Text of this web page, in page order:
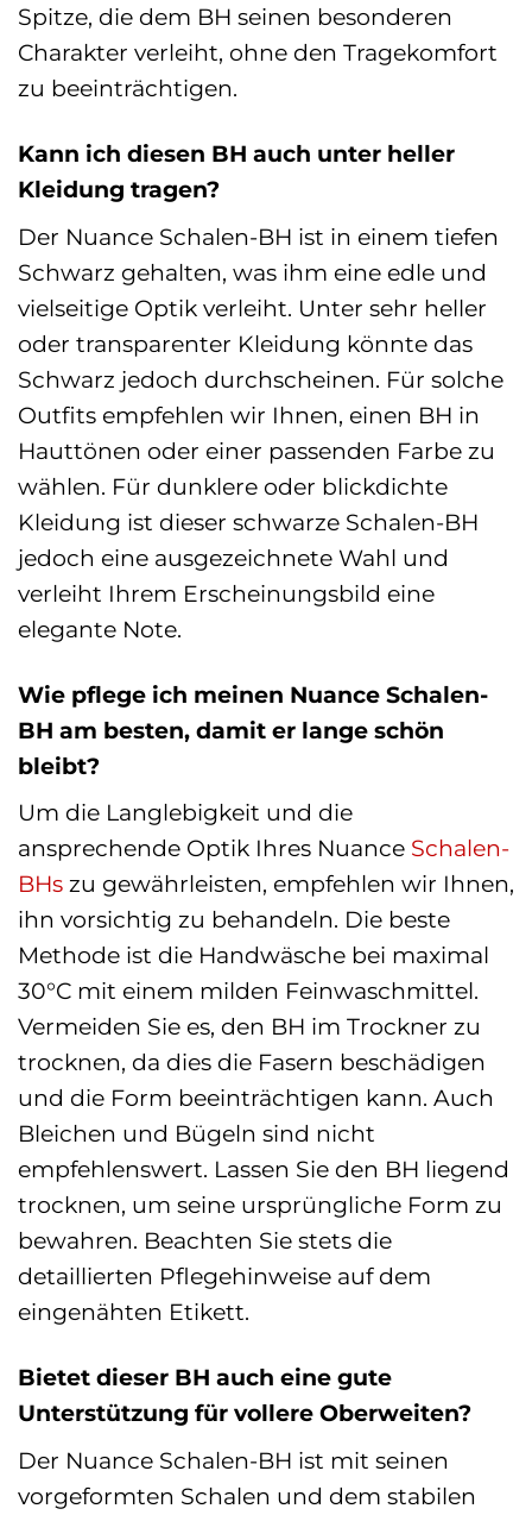
Spitze, die dem BH seinen besonderen
Charakter verleiht, ohne den Tragekomfort
zu beeinträchtigen.
Kann ich diesen BH auch unter heller
Kleidung tragen?
Der Nuance Schalen-BH ist in einem tiefen
Schwarz gehalten, was ihm eine edle und
vielseitige Optik verleiht. Unter sehr heller
oder transparenter Kleidung könnte das
Schwarz jedoch durchscheinen. Für solche
Outfits empfehlen wir Ihnen, einen BH in
Hauttönen oder einer passenden Farbe zu
wählen. Für dunklere oder blickdichte
Kleidung ist dieser schwarze Schalen-BH
jedoch eine ausgezeichnete Wahl und
verleiht Ihrem Erscheinungsbild eine
elegante Note.
Wie pflege ich meinen Nuance Schalen-
BH am besten, damit er lange schön
bleibt?
Um die Langlebigkeit und die
ansprechende Optik Ihres Nuance Schalen-
BHs zu gewährleisten, empfehlen wir Ihnen,
ihn vorsichtig zu behandeln. Die beste
Methode ist die Handwäsche bei maximal
30°C mit einem milden Feinwaschmittel.
Vermeiden Sie es, den BH im Trockner zu
trocknen, da dies die Fasern beschädigen
und die Form beeinträchtigen kann. Auch
Bleichen und Bügeln sind nicht
empfehlenswert. Lassen Sie den BH liegend
trocknen, um seine ursprüngliche Form zu
bewahren. Beachten Sie stets die
detaillierten Pflegehinweise auf dem
eingenähten Etikett.
Bietet dieser BH auch eine gute
Unterstützung für vollere Oberweiten?
Der Nuance Schalen-BH ist mit seinen
vorgeformten Schalen und dem stabilen